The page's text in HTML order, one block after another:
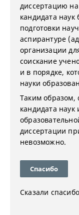
диссертацию
кандидата
подготовки
аспирантуре
организации
соискание
и в порядке,
науки
Таким образом,
кандидата
диссертации
невозможно.
Спасибо
Сказали